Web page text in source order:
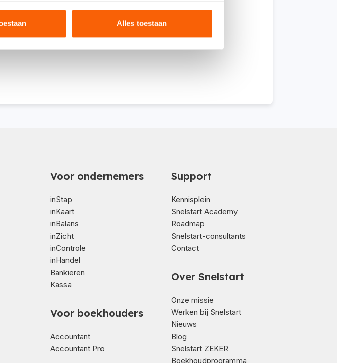
Alles toestaan
artikelen tegen hun eind lopen, ideaal voor
koppeling met Snelstart direct verwerkt in jouw
Voor ondernemers
inStap
inKaart
inBalans
inZicht
inControle
inHandel
Bankieren
Kassa
Voor boekhouders
Accountant
Accountant Pro
Support
Kennisplein
Snelstart Academy
Roadmap
Snelstart-consultants
Contact
Over Snelstart
Onze missie
Werken bij Snelstart
Nieuws
Blog
Snelstart ZEKER
Boekhoudprogramma